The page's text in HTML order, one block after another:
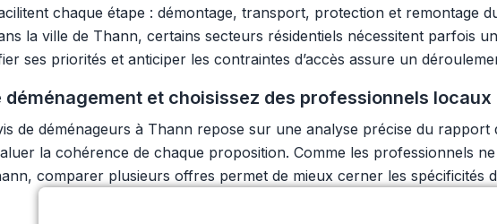
chaque étape : démontage, transport, protection et remontage
la ville de Thann, certains secteurs résidentiels nécessitent parfois
ses priorités et anticiper les contraintes d’accès assure un
et choisissez des professionnels locaux
de déménageurs à Thann repose sur une analyse précise du
la cohérence de chaque proposition. Comme les professionnels
comparer plusieurs offres permet de mieux cerner les spécificités